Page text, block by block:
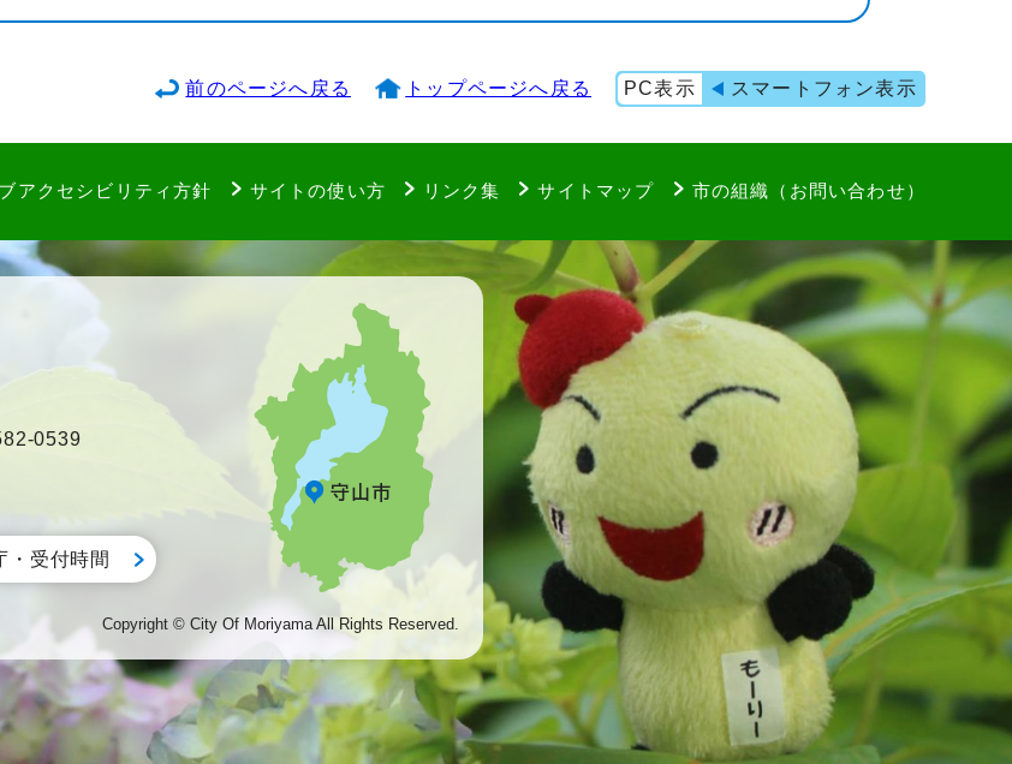
前のページへ戻る トップページへ戻る PC表示 スマートフォン表示
アクセシビリティ方針 サイトの使い方 リンク集 サイトマップ 市の組織（お問い合わせ）
0539
・受付時間
Copyright © City Of Moriyama All Rights Reserved.